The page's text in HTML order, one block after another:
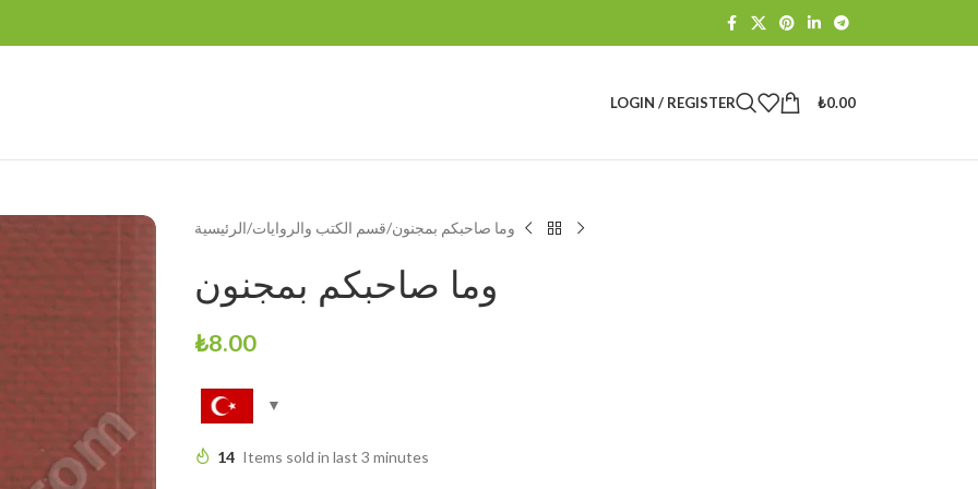
LOGIN / REGISTER ₺0.00
الرئيسية قسم الكتب والروايات وما صاحبكم بمجنون
وما صاحبكم بمجنون
₺8.00
14 Items sold in last 3 minutes